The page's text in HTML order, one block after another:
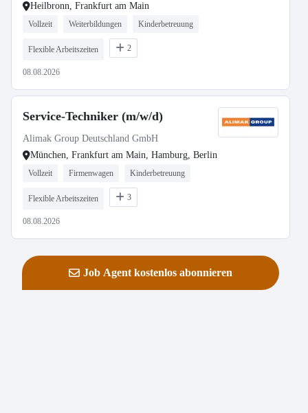
Heilbronn, Frankfurt am Main
Vollzeit Weiterbildungen Kinderbetreuung
Flexible Arbeitszeiten 2
08.08.2026
Service-Techniker (m/w/d)
Alimak Group Deutschland GmbH
München, Frankfurt am Main, Hamburg, Berlin
Vollzeit Firmenwagen Kinderbetreuung
Flexible Arbeitszeiten 3
08.08.2026
Job Agent kostenlos abonnieren